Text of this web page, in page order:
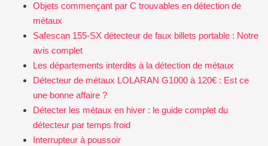
Objets commençant par C trouvables en détection de
métaux
Safescan 155-SX détecteur de faux billets portable : Notre
avis complet
Les départements interdits à la détection de métaux
Détecteur de métaux LOLARAN G1000 à 120€ : Est ce
une bonne affaire ?
Détecter les métaux en hiver : le guide complet du
détecteur par temps froid
Interrupteur à poussoir